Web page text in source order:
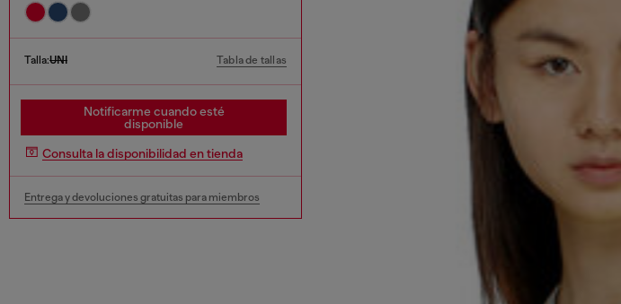
Talla:UNI Tabla de tallas
Notificarme cuando esté
disponible
Consulta la disponibilidad en tienda
Entrega y devoluciones gratuitas para miembros